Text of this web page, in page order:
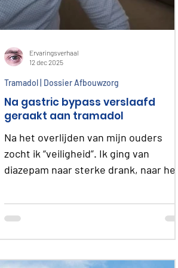
Na gastric bypass verslaafd
geraakt aan tramadol
Na het overlijden van mijn ouders
zocht ik “veiligheid”. Ik ging van
diazepam naar sterke drank, naar heel
bypass leiden tot een tramadol
verslaving. Nu moet ik proberen er af
Tramadol | Dossier Afbouwzorg
Ervaringsverhaal
12 dec 2025